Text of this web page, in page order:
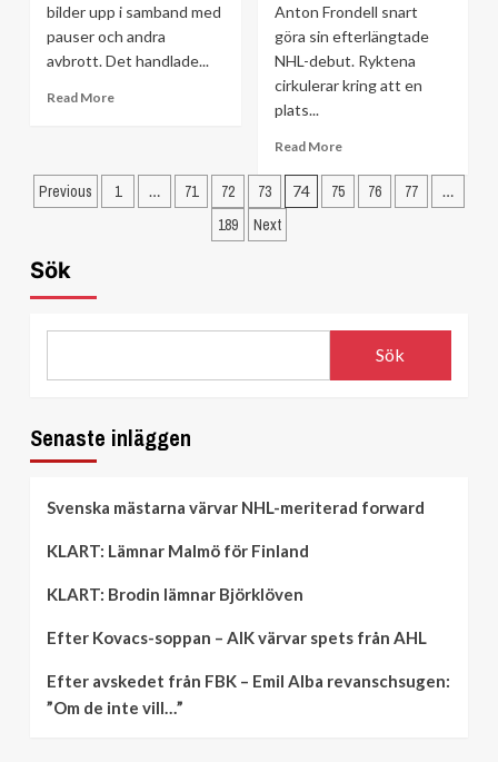
det”
bilder upp i samband med
pauser och andra
avbrott. Det handlade...
Read MoreRead
bilderna
i
Anton Frondell snart
göra sin efterlängtade
NHL-debut. Ryktena
cirkulerar kring att en
plats...
Read MoreRead
about
Uppgifter:
debutera
Sidnumrering
för
Previous 1 … 71 72 73 74 75 76 77 …
189 Next
Sök
Sök
Senaste inläggen
Svenska mästarna värvar NHL-meriterad forward
KLART: Lämnar Malmö för Finland
KLART: Brodin lämnar Björklöven
Efter Kovacs-soppan – AIK värvar spets från AHL
Efter avskedet från FBK – Emil Alba revanschsugen:
”Om de inte vill…”